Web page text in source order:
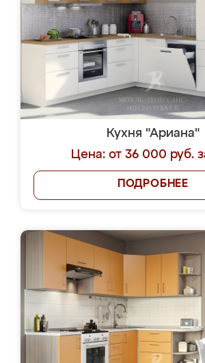
Кухня "Ариана"
Цена: от 36 000 руб.
ПОДРОБНЕЕ